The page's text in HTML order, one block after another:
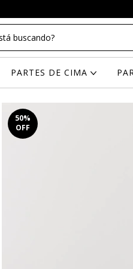
PARTES DE CIMA
50%
OFF